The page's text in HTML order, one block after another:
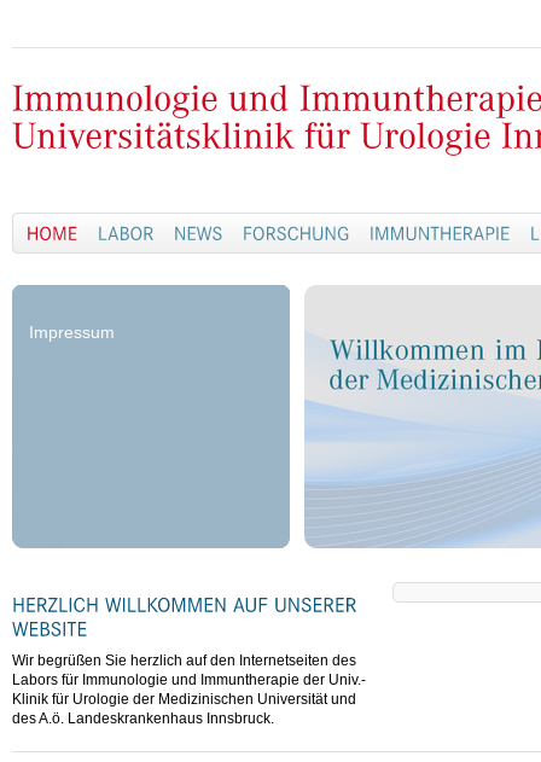
Impressum
Wir begrüßen Sie herzlich auf den Internetseiten des
Labors für Immunologie und Immuntherapie der Univ.-
Klinik für Urologie der Medizinischen Universität und
des A.ö. Landeskrankenhaus Innsbruck.